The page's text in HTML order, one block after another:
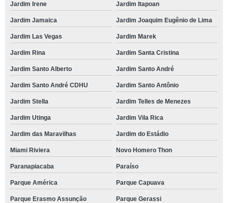
Jardim Irene Jardim Itapoan
Jardim Jamaica Jardim Joaquim Eugênio de Lima
Jardim Las Vegas Jardim Marek
Jardim Rina Jardim Santa Cristina
Jardim Santo Alberto Jardim Santo André
Jardim Santo André CDHU Jardim Santo Antônio
Jardim Stella Jardim Telles de Menezes
Jardim Utinga Jardim Vila Rica
Jardim das Maravilhas Jardim do Estádio
Miami Riviera Novo Homero Thon
Paranapiacaba Paraíso
Parque América Parque Capuava
Parque Erasmo Assunção Parque Gerassi